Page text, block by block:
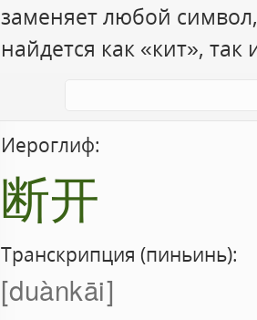
заменяет любой
найдется как «кит», так
Иероглиф:
断开
Транскрипция (пиньинь):
duànkāi